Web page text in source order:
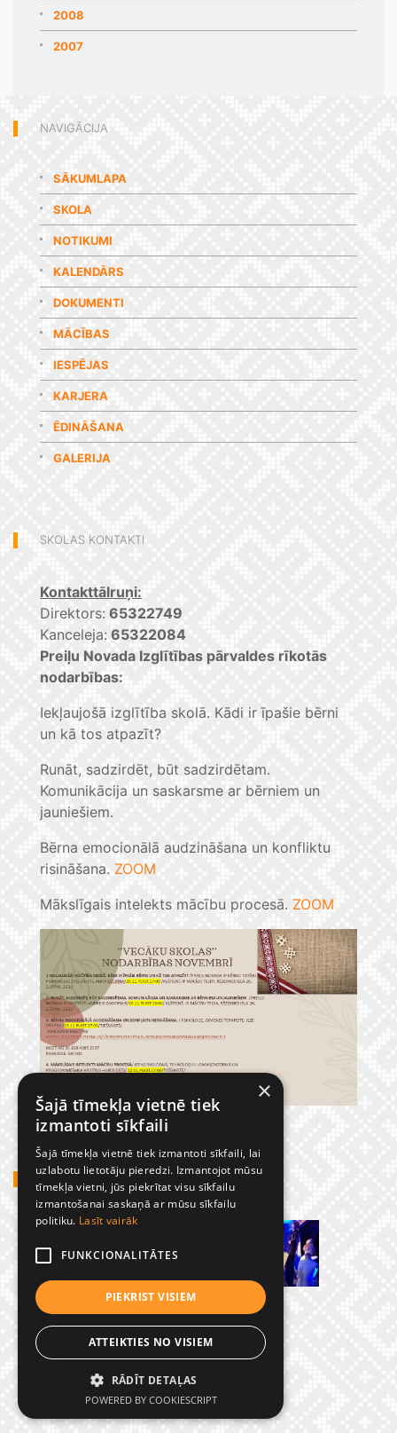
2008
2007
NAVIGĀCIJA
SĀKUMLAPA
SKOLA
NOTIKUMI
KALENDĀRS
DOKUMENTI
MĀCĪBAS
IESPĒJAS
KARJERA
ĒDINĀŠANA
GALERIJA
SKOLAS KONTAKTI
Kontakttālruņi:
Direktors: 65322749
Kanceleja: 65322084
Preiļu Novada Izglītības pārvaldes rīkotās
nodarbības:
Iekļaujošā izglītība skolā. Kādi ir īpašie bērni
un kā tos atpazīt?
Runāt, sadzirdēt, būt sadzirdētam.
Komunikācija un saskarsme ar bērniem un
jauniešiem.
Bērna emocionālā audzināšana un konfliktu
risināšana. ZOOM
Mākslīgais intelekts mācību procesā. ZOOM
GADĪJUMBILDES
© Preiļu 1. pamatskola
×
Šajā tīmekļa vietnē tiek
izmantoti sīkfaili
Šajā tīmekļa vietnē tiek izmantoti sīkfaili, lai
uzlabotu lietotāju pieredzi. Izmantojot mūsu
tīmekļa vietni, jūs piekrītat visu sīkfailu
izmantošanai saskaņā ar mūsu sīkfailu
politiku. Lasīt vairāk
FUNKCIONALITĀTES
PIEKRIST VISIEM
ATTEIKTIES NO VISIEM
RĀDĪT DETAĻAS
POWERED BY COOKIESCRIPT